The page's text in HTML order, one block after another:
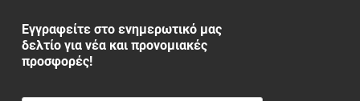
Εγγραφείτε στο ενημερωτικό μας
δελτίο για νέα και προνομιακές
προσφορές!